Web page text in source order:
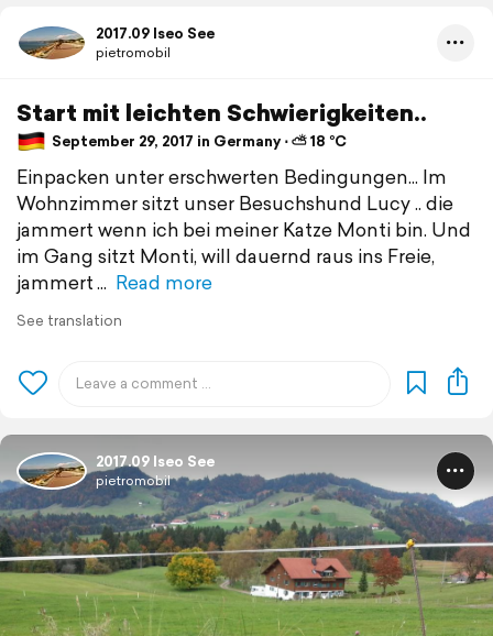
2017.09 Iseo See
pietromobil
Start mit leichten Schwierigkeiten..
September 29, 2017 in Germany ⋅ ⛅ 18 °C
Einpacken unter erschwerten Bedingungen... Im
Wohnzimmer sitzt unser Besuchshund Lucy .. die
jammert wenn ich bei meiner Katze Monti bin. Und
im Gang sitzt Monti, will dauernd raus ins Freie,
jammert
Read more
See translation
2017.09 Iseo See
pietromobil